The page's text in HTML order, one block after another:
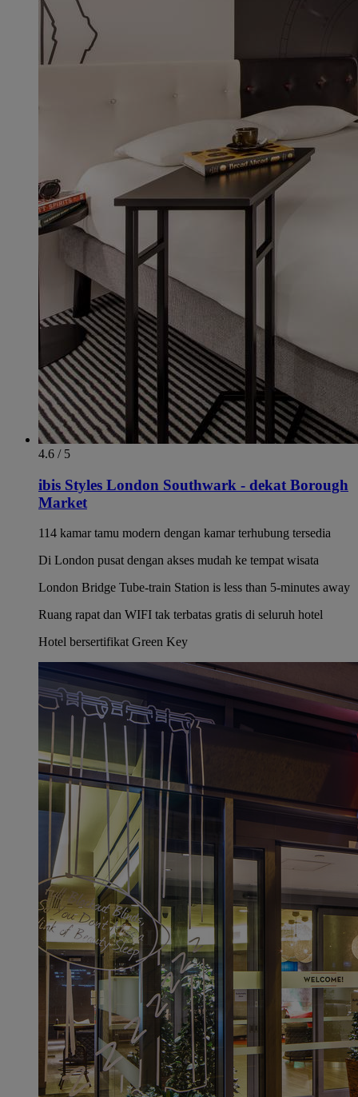
4.6 / 5
ibis Styles London Southwark - dekat Borough
Market
114 kamar tamu modern dengan kamar terhubung tersedia
Di London pusat dengan akses mudah ke tempat wisata
London Bridge Tube-train Station is less than 5-minutes away
Ruang rapat dan WIFI tak terbatas gratis di seluruh hotel
Hotel bersertifikat Green Key